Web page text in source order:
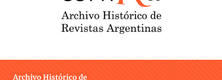
ESTUDIOS CRÍTICOS